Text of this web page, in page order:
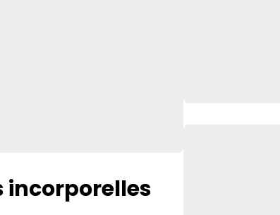
incorporelles